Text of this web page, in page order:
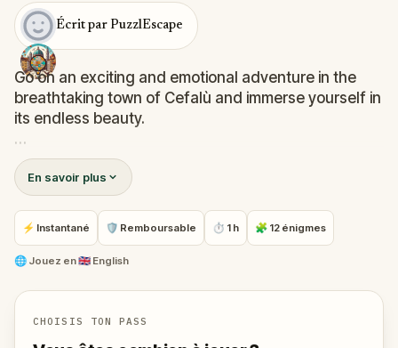
Écrit par PuzzlEscape
Go on an exciting and emotional adventure in the
breathtaking town of Cefalù and immerse yourself in
its endless beauty.
You will walk along colorful alleys, see impressive
churches and monuments, discover hidden gems,
and learn about this charming town's rich history and
traditions.
Solve challenges and crack codes to finally find out
years ago.
En savoir plus
⚡ Instantané 🛡 Remboursable ⏱ 1 h 🧩 12 énigmes
🌐 Jouez en🇬🇧 English
CHOISIS TON PASS